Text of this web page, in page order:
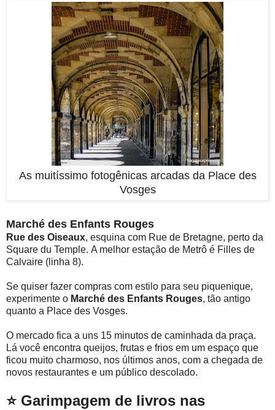
As muitíssimo fotogênicas arcadas da Place des
Vosges
Marché des Enfants Rouges
Rue des Oiseaux, esquina com Rue de Bretagne, perto da
Square du Temple. A melhor estação de Metrô é Filles de
Calvaire (linha 8).
Se quiser fazer compras com estilo para seu piquenique,
experimente o Marché des Enfants Rouges, tão antigo
quanto a Place des Vosges.
O mercado fica a uns 15 minutos de caminhada da praça.
Lá você encontra queijos, frutas e frios em um espaço que
ficou muito charmoso, nos últimos anos, com a chegada de
novos restaurantes e um público descolado.
⭐ Garimpagem de livros nas